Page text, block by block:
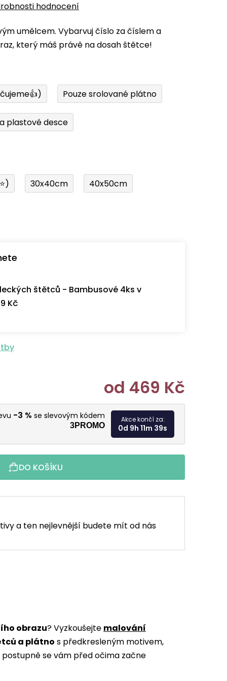
hodnocení
umělcem. Vybarvuj číslo za číslem a
který máš právě na dosah štětce!
Pouze srolované plátno
plastové desce
30x40cm 40x50cm
štětců - Bambusové 4ks v
Kč
od 469 Kč
Měrná
-3 % se slevovým kódem
3PROMO
Akce končí za:
0d 9h 11m 38s
DO KOŠÍKU
a ten nejlevnější budete mít od nás
obrazu? Vyzkoušejte malování
a plátno s předkresleným motivem,
se vám před očima začne